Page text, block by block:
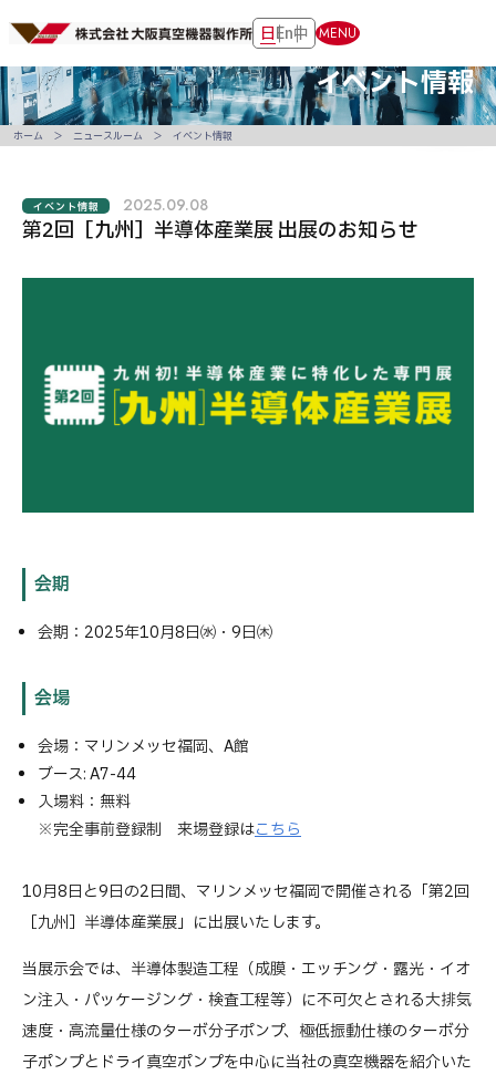
日En中 MENU
イベント情報
第2回［九州］半導体産業展 出展のお知らせ
イベント情報 2025.09.08
会期
会期：2025年10月8日㈬・9日㈭
会場
会場：マリンメッセ福岡、A館
ブース: A7-44
入場料：無料
※完全事前登録制 来場登録はこちら
10月8日と9日の2日間、マリンメッセ福岡で開催される「第2回
［九州］半導体産業展」に出展いたします。
当展示会では、半導体製造工程（成膜・エッチング・露光・イオ
ン注入・パッケージング・検査工程等）に不可欠とされる大排気
速度・高流量仕様のターボ分子ポンプ、極低振動仕様のターボ分
子ポンプとドライ真空ポンプを中心に当社の真空機器を紹介いた
ホーム ニュースルーム イベント情報